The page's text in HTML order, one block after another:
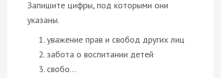
Запишите цифры, под которыми они
указаны.
уважение прав и свобод других лиц
забота о воспитании детей
свобо…